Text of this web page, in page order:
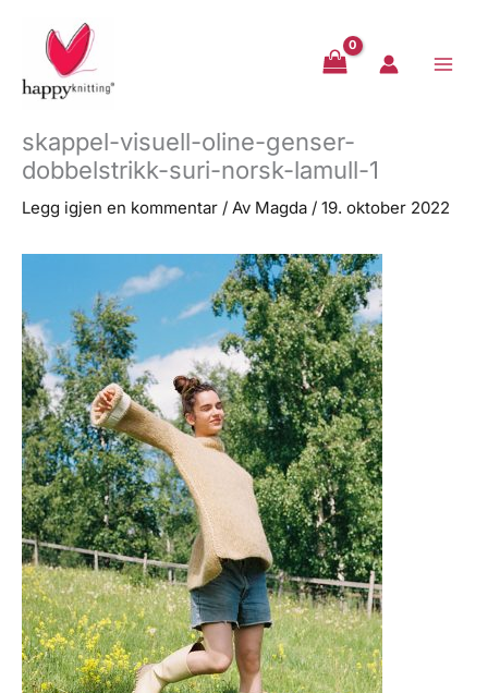
innholdet
skappel-visuell-oline-genser-
dobbelstrikk-suri-norsk-lamull-1
Legg igjen en kommentar / Av Magda / 19. oktober 2022